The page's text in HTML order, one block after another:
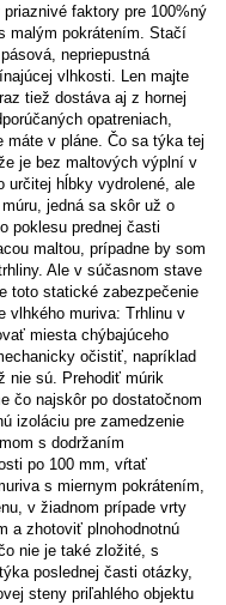
faktory pre 100%ný
malým pokrátením. Stačí
nepriepustná
vlhkosti. Len majte
tiež dostáva aj z hornej
opatreniach,
máte v pláne. Čo sa týka tej
je bez maltových výplní v
určitej hĺbky vydrolené, ale
jedná sa skôr už o
poklesu prednej časti
maltou, prípadne by som
Ale v súčasnom stave
toto statické zabezpečenie
vlhkého muriva: Trhlinu v
miesta chýbajúceho
očistiť, napríklad
nie sú. Prehodiť múrik
čo najskôr po dostatočnom
izoláciu pre zamedzenie
s dodržaním
po 100 mm, vŕtať
s miernym pokrátením,
v žiadnom prípade vrty
a zhotoviť plnohodnotnú
nie je také zložité, s
poslednej časti otázky,
steny priľahlého objektu